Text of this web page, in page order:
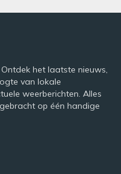
het laatste nieuws,
van lokale
weerberichten. Alles
op één handige